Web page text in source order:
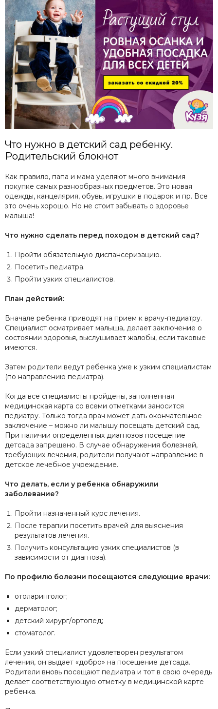
Что нужно в детский сад ребенку.
Родительский блокнот
Как правило, папа и мама уделяют много внимания
покупке самых разнообразных предметов. Это новая
одежды, канцелярия, обувь, игрушки в подарок и пр. Все
это очень хорошо. Но не стоит забывать о здоровье
малыша!
Что нужно сделать перед походом в детский сад?
Пройти обязательную диспансеризацию.
Посетить педиатра.
Пройти узких специалистов.
План действий:
Вначале ребенка приводят на прием к врачу-педиатру.
Специалист осматривает малыша, делает заключение о
состоянии здоровья, выслушивает жалобы, если таковые
имеются.
Затем родители ведут ребенка уже к узким специалистам
(по направлению педиатра).
Когда все специалисты пройдены, заполненная
медицинская карта со всеми отметками заносится
педиатру. Только тогда врач может дать окончательное
заключение – можно ли малышу посещать детский сад.
При наличии определенных диагнозов посещение
детсада запрещено. В случае обнаружения болезней,
требующих лечения, родители получают направление в
детское лечебное учреждение.
Что делать, если у ребенка обнаружили
заболевание?
Пройти назначенный курс лечения.
После терапии посетить врачей для выяснения
результатов лечения.
Получить консультацию узких специалистов (в
зависимости от диагноза).
По профилю болезни посещаются следующие врачи:
отоларинголог;
дерматолог;
детский хирург/ортопед;
стоматолог.
Если узкий специалист удовлетворен результатом
лечения, он выдает «добро» на посещение детсада.
Родители вновь посещают педиатра и тот в свою очередь
делает соответствующую отметку в медицинской карте
ребенка.